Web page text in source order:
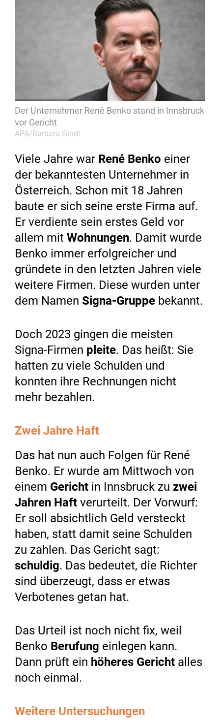
Der Unternehmer René Benko stand in Innsbruck
vor Gericht
APA/Barbara Gindl
Viele Jahre war René Benko einer
der bekanntesten Unternehmer in
Österreich. Schon mit 18 Jahren
baute er sich seine erste Firma auf.
Er verdiente sein erstes Geld vor
allem mit Wohnungen. Damit wurde
Benko immer erfolgreicher und
gründete in den letzten Jahren viele
weitere Firmen. Diese wurden unter
dem Namen Signa-Gruppe bekannt.
Doch 2023 gingen die meisten
Signa-Firmen pleite. Das heißt: Sie
hatten zu viele Schulden und
konnten ihre Rechnungen nicht
mehr bezahlen.
Zwei Jahre Haft
Das hat nun auch Folgen für René
Benko. Er wurde am Mittwoch von
einem Gericht in Innsbruck zu zwei
Jahren Haft verurteilt. Der Vorwurf:
Er soll absichtlich Geld versteckt
haben, statt damit seine Schulden
zu zahlen. Das Gericht sagt:
schuldig. Das bedeutet, die Richter
sind überzeugt, dass er etwas
Verbotenes getan hat.
Das Urteil ist noch nicht fix, weil
Benko Berufung einlegen kann.
Dann prüft ein höheres Gericht alles
noch einmal.
Weitere Untersuchungen